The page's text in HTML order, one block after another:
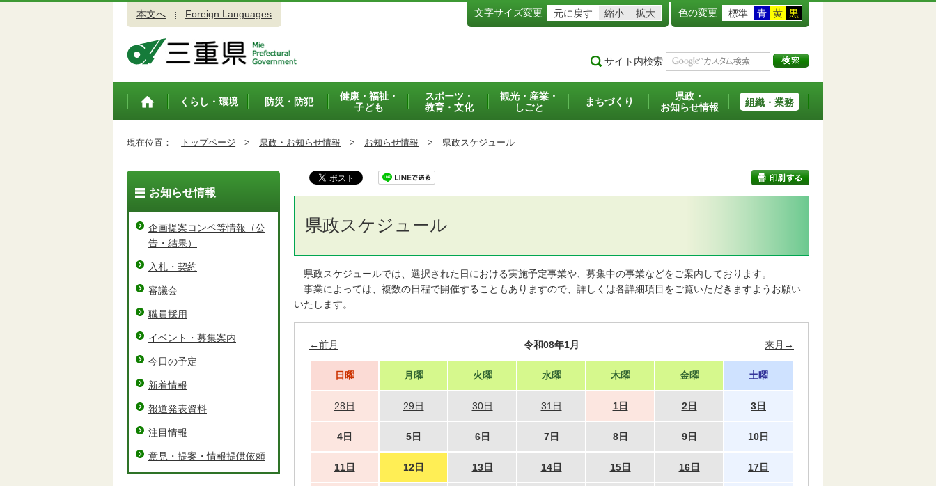
本文へ Foreign Languages 文字サイズ変更 元に戻す 縮小 拡大 色の変更 標準 青 黄 黒
サイト内検索
トップペ
くらし・環境 防災・防犯
健康・福祉・
子ども
スポーツ・
教育・文化
観光・産業・
しごと
まちづくり
県政・
お知らせ情報
組織・業務
現在位置： トップページ > 県政・お知らせ情報 > お知らせ情報 > 県政スケジュール
県政スケジュール
県政スケジュールでは、選択された日における実施予定事業や、募集中の事業などをご案内しております。
事業によっては、複数の日程で開催することもありますので、詳しくは各詳細項目をご覧いただきますようお願い
いたします。
←前月 令和08年1月 来月→
日曜 月曜 火曜 水曜 木曜 金曜 土曜
28日 29日 30日 31日 1日 2日 3日
4日 5日 6日 7日 8日 9日 10日
11日 12日 13日 14日 15日 16日 17日
お知らせ情報
企画提案コンペ等情報（公
告・結果）
入札・契約
審議会
職員採用
イベント・募集案内
今日の予定
新着情報
報道発表資料
注目情報
意見・提案・情報提供依頼